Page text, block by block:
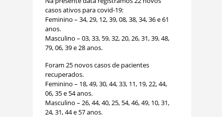
casos ativos para covid-19:
Feminino – 34, 29, 12, 39, 08, 38, 34, 36 e 61
anos.
Masculino – 03, 33, 59, 32, 20, 26, 31, 39, 48,
79, 06, 39 e 28 anos.
Foram 25 novos casos de pacientes
recuperados.
Feminino – 18, 49, 30, 44, 33, 11, 19, 22, 44,
06, 35 e 54 anos.
Masculino – 26, 44, 40, 25, 54, 46, 49, 10, 31,
24, 31, 44 e 57 anos.